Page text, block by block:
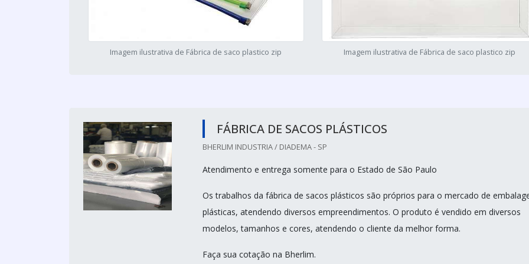
Imagem ilustrativa de Fábrica de saco plastico zip Imagem ilustrativa de Fábrica de saco plastico zip
FÁBRICA DE SACOS PLÁSTICOS
BHERLIM INDUSTRIA / DIADEMA - SP
Atendimento e entrega somente para o Estado de São Paulo
Os trabalhos da fábrica de sacos plásticos são próprios para o mercado de
plásticas, atendendo diversos empreendimentos. O produto é vendido em diversos
modelos, tamanhos e cores, atendendo o cliente da melhor forma.
Faça sua cotação na Bherlim.